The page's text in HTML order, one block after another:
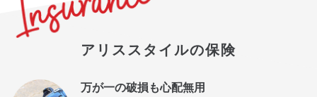
アリススタイルの保険
万が一の破損も心配無用